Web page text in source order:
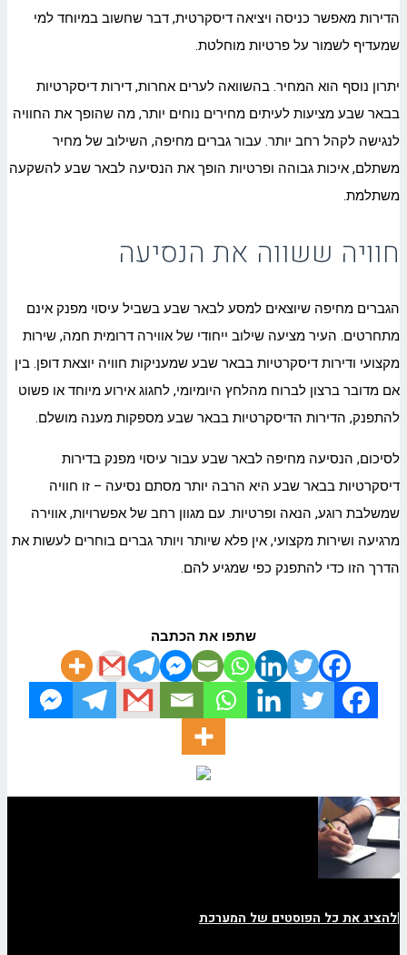
הדירות מאפשר כניסה ויציאה דיסקרטית, דבר שחשוב במיוחד למי
שמעדיף לשמור על פרטיות מוחלטת.
יתרון נוסף הוא המחיר. בהשוואה לערים אחרות, דירות דיסקרטיות
בבאר שבע מציעות לעיתים מחירים נוחים יותר, מה שהופך את החוויה
לנגישה לקהל רחב יותר. עבור גברים מחיפה, השילוב של מחיר
משתלם, איכות גבוהה ופרטיות הופך את הנסיעה לבאר שבע להשקעה
משתלמת.
חוויה ששווה את הנסיעה
הגברים מחיפה שיוצאים למסע לבאר שבע בשביל עיסוי מפנק אינם
מתחרטים. העיר מציעה שילוב ייחודי של אווירה דרומית חמה, שירות
מקצועי ודירות דיסקרטיות בבאר שבע שמעניקות חוויה יוצאת דופן. בין
אם מדובר ברצון לברוח מהלחץ היומיומי, לחגוג אירוע מיוחד או פשוט
להתפנק, הדירות הדיסקרטיות בבאר שבע מספקות מענה מושלם.
לסיכום, הנסיעה מחיפה לבאר שבע עבור עיסוי מפנק בדירות
דיסקרטיות בבאר שבע היא הרבה יותר מסתם נסיעה – זו חוויה
שמשלבת רוגע, הנאה ופרטיות. עם מגוון רחב של אפשרויות, אווירה
מרגיעה ושירות מקצועי, אין פלא שיותר ויותר גברים בוחרים לעשות את
הדרך הזו כדי להתפנק כפי שמגיע להם.
שתפו את הכתבה
|להציג את כל הפוסטים של המערכת